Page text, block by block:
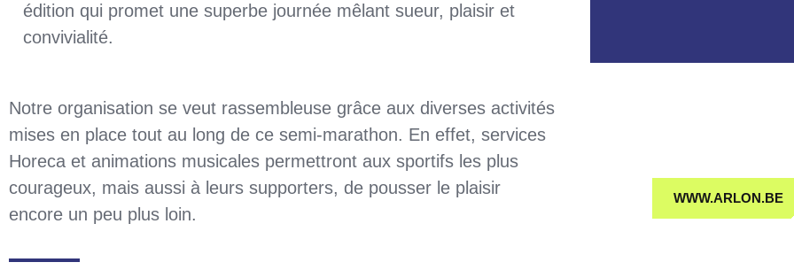
édition qui promet une superbe journée mêlant sueur, plaisir et
convivialité.
Notre organisation se veut rassembleuse grâce aux diverses activités
mises en place tout au long de ce semi-marathon. En effet, services
Horeca et animations musicales permettront aux sportifs les plus
courageux, mais aussi à leurs supporters, de pousser le plaisir
encore un peu plus loin.
WWW.ARLON.BE